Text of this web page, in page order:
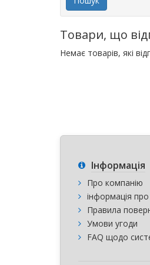
Товари, що
Немає товарів, які
Інформація
Про компанію
інформація
Правила
Умови угоди
FAQ щодо